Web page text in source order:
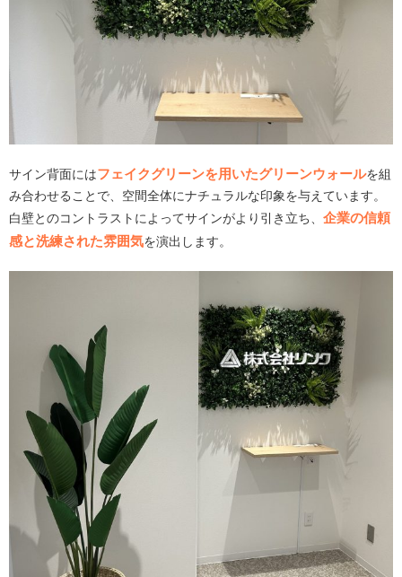
サイン背面にはフェイクグリーンを用いたグリーンウォールを組
み合わせることで、空間全体にナチュラルな印象を与えています。
白壁とのコントラストによってサインがより引き立ち、 企業の信頼
感と洗練された雰囲気を演出します。